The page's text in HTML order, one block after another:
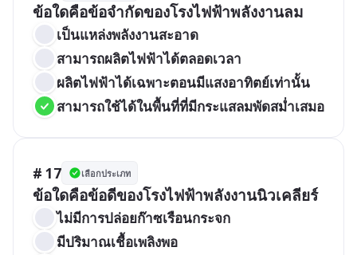
ข้อใดคือข้อจำกัดของโรงไฟฟ้าพลังงานลม
เป็นแหล่งพลังงานสะอาด
สามารถผลิตไฟฟ้าได้ตลอดเวลา
ผลิตไฟฟ้าได้เฉพาะตอนมีแสงอาทิตย์เท่านั้น
สามารถใช้ได้ในพื้นที่ที่มีกระแสลมพัดสม่ำเสมอ
# 17 เลือกประเภท
ข้อใดคือข้อดีของโรงไฟฟ้าพลังงานนิวเคลียร์
ไม่มีการปล่อยก๊าซเรือนกระจก
มีปริมาณเชื้อเพลิงพอ